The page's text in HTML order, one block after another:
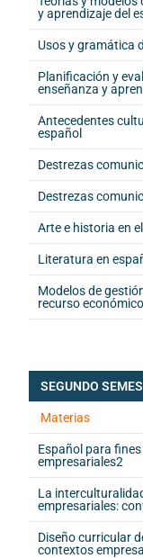
y aprendizaje del
Usos y gramática
Planificación y
enseñanza y
Antecedentes
español
Destrezas
Destrezas
Arte e historia en
Literatura en
Modelos de
recurso económico
SEGUNDO
Materias
Español para
empresariales2
La
empresariales:
Diseño curricular
contextos